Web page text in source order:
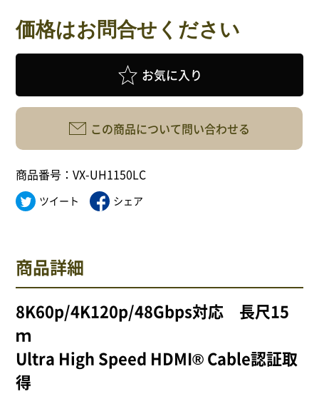
特定商取引法に基づく表記
会員規約
プライバシーポリシー
サイトポリシー
Tel.0568-37-4757
【営業時間】9:30～18:00 【定休日】火・水
フォームからお問合せ
価格はお問合せください
お気に入り
この商品について問い合わせる
商品番号：VX-UH1150LC
ツイート シェア
商品詳細
8K60p/4K120p/48Gbps対応 長尺15
ｍ
Ultra High Speed HDMI® Cable認証取
得